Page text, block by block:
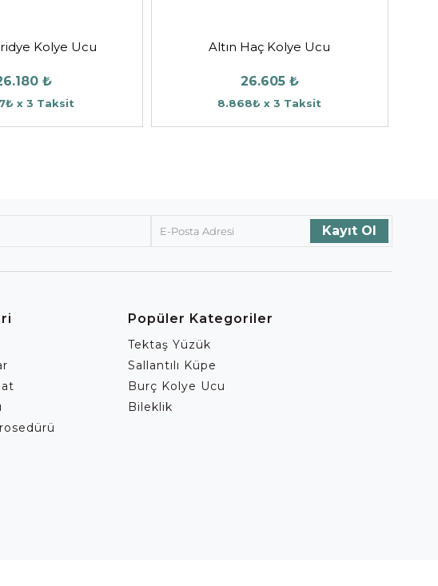
Kolye Ucu
₺
x 3 Taksit
Altın Haç Kolye Ucu
26.605 ₺
8.868₺ x 3 Taksit
Popüler Kategoriler
Tektaş Yüzük
Sallantılı Küpe
Burç Kolye Ucu
Bileklik